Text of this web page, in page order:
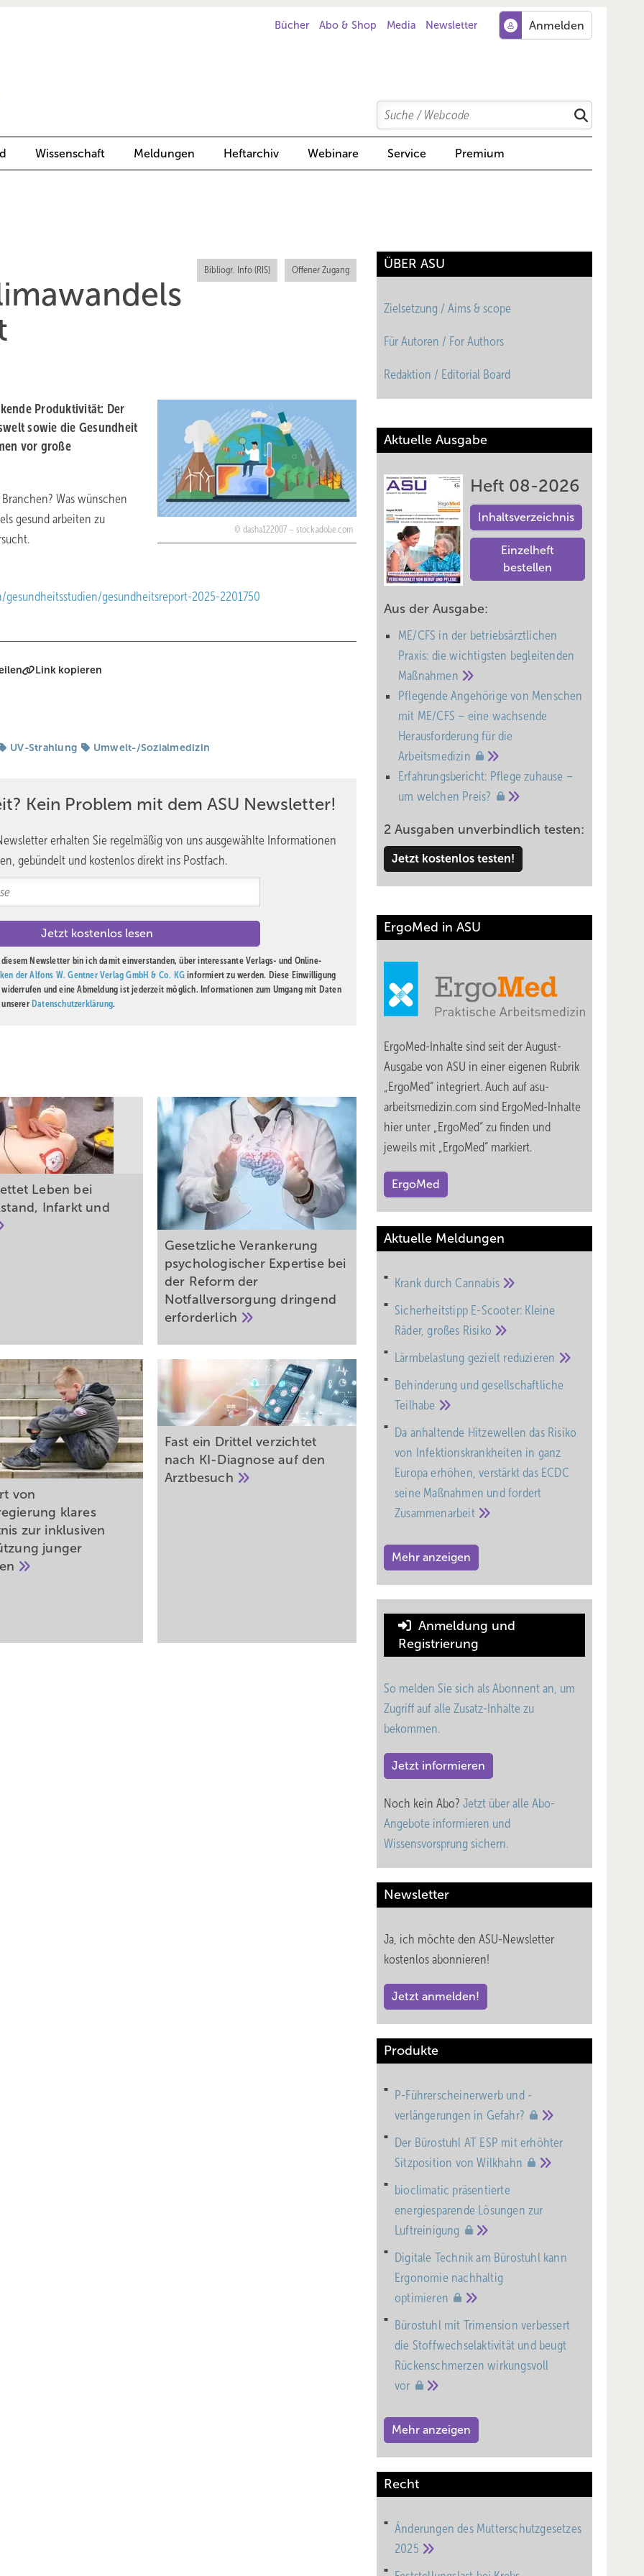
Bücher Abo & Shop Media Newsletter
Search
Suchen
Wissenschaft Meldungen Heftarchiv Webinare Service Premium
Bibliogr. Info (RIS) Offener Zugang
dasha122007 – stock.adobe.com
Produktivität: Der
sowie die Gesundheit
vor große
Was wünschen
gesund arbeiten zu
gesundheitsreport-2025-2201750
Link kopieren
UV-Strahlung Umwelt-/Sozialmedizin
Kein Problem mit dem ASU Newsletter!
erhalten Sie regelmäßig von uns ausgewählte Informationen
gebündelt und kostenlos direkt ins Postfach.
diesem Newsletter bin ich damit einverstanden, über interessante Verlags- und Online-
der Alfons W. Gentner Verlag GmbH & Co. KG informiert zu werden. Diese Einwilligung
und eine Abmeldung ist jederzeit möglich. Informationen zum Umgang mit Daten
Datenschutzerklärung.
Leben bei
Infarkt und
Gesetzliche Verankerung
psychologischer Expertise bei
der Reform der
Notfallversorgung dringend
erforderlich
von
klares
zur inklusiven
junger
Fast ein Drittel verzichtet
nach KI-Diagnose auf den
Arztbesuch
ÜBER ASU
Zielsetzung / Aims & scope
Für Autoren / For Authors
Redaktion / Editorial Board
Aktuelle Ausgabe
Heft 08-2026
Inhaltsverzeichnis
Einzelheft
bestellen
Aus der Ausgabe:
ME/CFS in der betriebsärztlichen
Praxis: die wichtigsten begleitenden
Maßnahmen
Pflegende Angehörige von Menschen
mit ME/CFS – eine wachsende
Heraus­forderung für die
Arbeitsmedizin
Erfahrungsbericht: Pflege zuhause –
um welchen Preis?
2 Ausgaben unverbindlich testen:
Jetzt kostenlos testen!
ErgoMed in ASU
ErgoMed-Inhalte sind seit der August-
Ausgabe von ASU in einer eigenen Rubrik
„ErgoMed“ integriert. Auch auf asu-
arbeitsmedizin.com sind ErgoMed-Inhalte
hier unter „ErgoMed“ zu finden und
jeweils mit „ErgoMed“ markiert.
ErgoMed
Aktuelle Meldungen
Krank durchCannabis
Sicherheitstipp E-Scooter: Kleine
Räder, großes Risiko
Lärmbelastung gezielt reduzieren
Behinderung und gesell­schaft­liche
Teil­habe
Da anhaltende Hitzewellen das Risiko
von Infektionskrankheiten in ganz
Europa erhöhen, verstärkt das ECDC
seine Maßnahmen und fordert
Zusammenarbeit
Mehr anzeigen
Anmeldung und
Registrierung
So melden Sie sich als Abonnent an, um
Zugriff auf alle Zusatz-Inhalte zu
bekommen.
Jetzt informieren
Noch kein Abo? Jetzt über alle Abo-
Angebote informieren und
Wissensvorsprung sichern.
Newsletter
Ja, ich möchte den ASU-Newsletter
kostenlos abonnieren!
Jetzt anmelden!
Produkte
P-Führerscheinerwerb und -
verlängerungen in Gefahr?
Der Bürostuhl AT ESP mit erhöhter
Sitzposition vonWilkhahn
bioclimatic präsentierte
energiesparende Lösungen zur
Luftreinigung
Digitale Technik am Bürostuhl kann
Ergonomie nachhaltig
optimieren
Bürostuhl mit Trimension verbessert
die Stoffwechselaktivität und beugt
Rückenschmerzen wirkungsvoll
vor
Mehr anzeigen
Recht
Änderungen des Mutterschutz­gesetzes
2025